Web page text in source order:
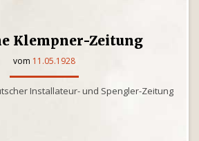
Klempner-Zeitung
vom 11.05.1928
Installateur- und Spengler-Zeitung